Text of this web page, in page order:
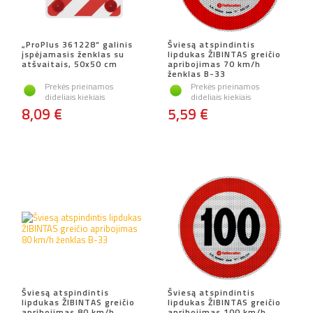
„ProPlus 361228“ galinis
įspėjamasis ženklas su
atšvaitais, 50x50 cm
Prekės prieinamos
dideliais kiekiais
8,09 €
Šviesą atspindintis
lipdukas ŽIBINTAS greičio
apribojimas 70 km/h
ženklas B-33
Prekės prieinamos
dideliais kiekiais
5,59 €
Šviesą atspindintis
lipdukas ŽIBINTAS greičio
Šviesą atspindintis
lipdukas ŽIBINTAS greičio